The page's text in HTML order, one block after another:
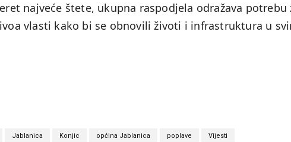
najveće štete, ukupna raspodjela odražava potrebu
vlasti kako bi se obnovili životi i infrastruktura u
Jablanica Konjic općina Jablanica poplave Vijesti